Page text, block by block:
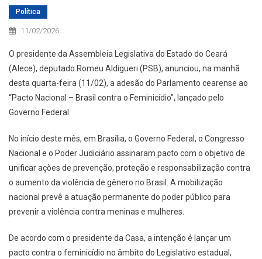
Política
11/02/2026
O presidente da Assembleia Legislativa do Estado do Ceará
(Alece), deputado Romeu Aldigueri (PSB), anunciou, na manhã
desta quarta-feira (11/02), a adesão do Parlamento cearense ao
“Pacto Nacional – Brasil contra o Feminicídio”, lançado pelo
Governo Federal.
No início deste mês, em Brasília, o Governo Federal, o Congresso
Nacional e o Poder Judiciário assinaram pacto com o objetivo de
unificar ações de prevenção, proteção e responsabilização contra
o aumento da violência de gênero no Brasil. A mobilização
nacional prevê a atuação permanente do poder público para
prevenir a violência contra meninas e mulheres.
De acordo com o presidente da Casa, a intenção é lançar um
pacto contra o feminicídio no âmbito do Legislativo estadual,